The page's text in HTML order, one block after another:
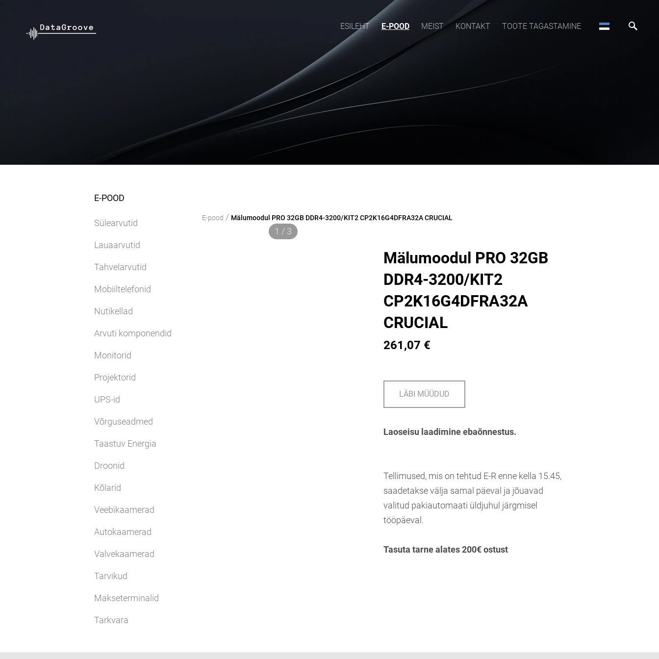
ESILEHT E-POOD MEIST KONTAKT TOOTE TAGASTAMINE
E-POOD
Sülearvutid
Lauaarvutid
Tahvelarvutid
Mobiiltelefonid
Nutikellad
Arvuti komponendid
Monitorid
Projektorid
UPS-id
Võrguseadmed
Taastuv Energia
Droonid
Kõlarid
Veebikaamerad
Autokaamerad
Valvekaamerad
Tarvikud
Makseterminalid
Tarkvara
E-pood / Mälumoodul PRO 32GB DDR4-3200/KIT2 CP2K16G4DFRA32A CRUCIAL
1 / 3
Mälumoodul PRO 32GB
DDR4-3200/KIT2
CP2K16G4DFRA32A
CRUCIAL
261,07 €
LÄBI MÜÜDUD
Laoseisu laadimine ebaõnnestus.
Tellimused, mis on tehtud E-R enne kella 15.45,
saadetakse välja samal päeval ja jõuavad
valitud pakiautomaati üldjuhul järgmisel
tööpäeval.
Tasuta tarne alates 200€ ostust